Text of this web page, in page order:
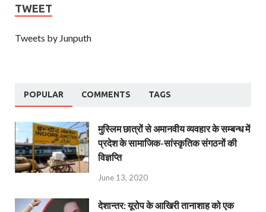
TWEET
Tweets by Junputh
POPULAR COMMENTS TAGS
मुस्लिम छात्रों से अमानवीय व्यवहार के सम्बन्ध में
प्रदेश के सामाजिक-सांस्कृतिक संगठनों की
विज्ञप्ति
June 13, 2020
देशान्‍तर: यूरोप के आखिरी तानाशाह को एक